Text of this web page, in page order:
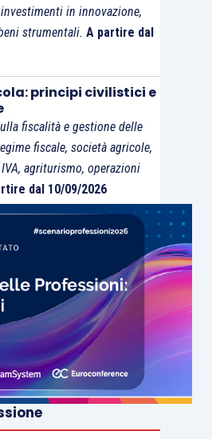
in innovazione,
strumentali. A partire dal
principi civilistici e
fiscalità e gestione delle
fiscale, società agricole,
agriturismo, operazioni
dal 10/09/2026